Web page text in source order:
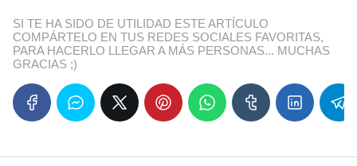
SI TE HA SIDO DE UTILIDAD ESTE ARTÍCULO
COMPÁRTELO EN TUS REDES SOCIALES FAVORITAS,
PARA HACERLO LLEGAR A MÁS PERSONAS... MUCHAS
GRACIAS ;)